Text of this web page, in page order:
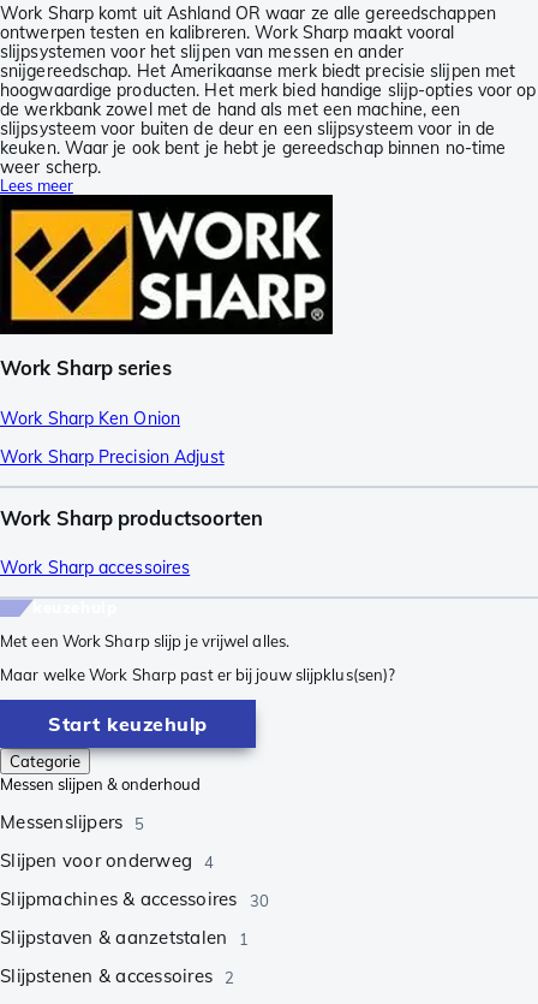
Work Sharp komt uit Ashland OR waar ze alle gereedschappen
ontwerpen testen en kalibreren. Work Sharp maakt vooral
slijpsystemen voor het slijpen van messen en ander
snijgereedschap. Het Amerikaanse merk biedt precisie slijpen met
hoogwaardige producten. Het merk bied handige slijp-opties voor op
de werkbank zowel met de hand als met een machine, een
slijpsysteem voor buiten de deur en een slijpsysteem voor in de
keuken. Waar je ook bent je hebt je gereedschap binnen no-time
weer scherp.
Lees meer
Work Sharp series
Work Sharp Ken Onion
Work Sharp Precision Adjust
Work Sharp productsoorten
Work Sharp accessoires
Met een Work Sharp slijp je vrijwel alles.
Maar welke Work Sharp past er bij jouw slijpklus(sen)?
Start keuzehulp
Categorie
Messen slijpen & onderhoud
Messenslijpers 5
Slijpen voor onderweg 4
Slijpmachines & accessoires 30
Slijpstaven & aanzetstalen 1
Slijpstenen & accessoires 2